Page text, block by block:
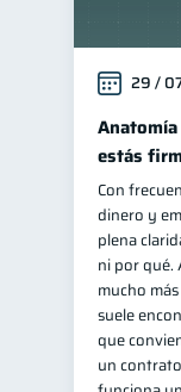
Salud
29 /
estás
Con
dinero y
plena
ni por qué.
mucho
suele
que
un